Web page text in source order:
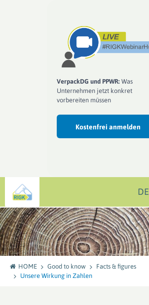
VerpackDG und PPWR:Was
Unternehmen jetzt konkret
vorbereiten müssen
Kostenfrei anmelden
DE
HOME Good to know
Facts & figures
Unsere Wirkung in Zahlen